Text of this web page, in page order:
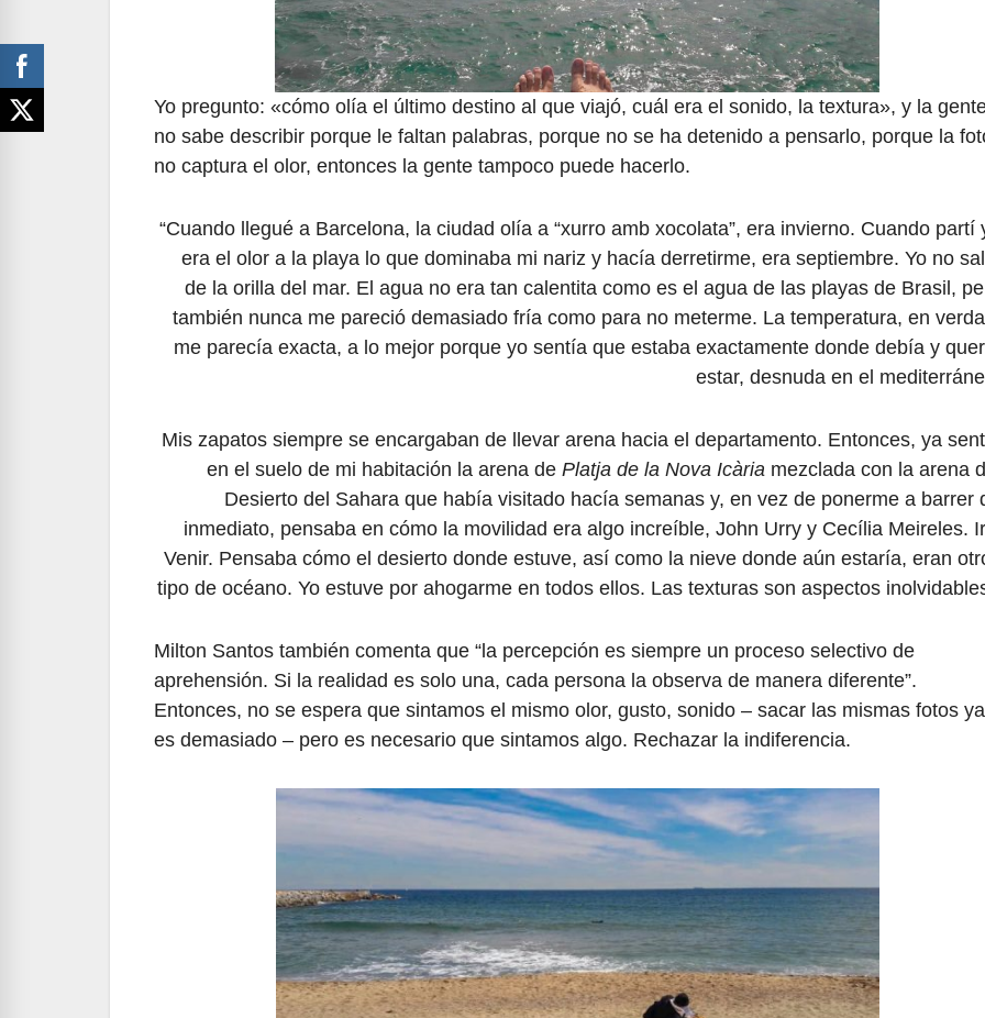
Yo pregunto: «cómo olía el último destino al que viajó, cuál era el sonido, la textura», y la
no sabe describir porque le faltan palabras, porque no se ha detenido a pensarlo, porque la
no captura el olor, entonces la gente tampoco puede hacerlo.
“Cuando llegué a Barcelona, la ciudad olía a “xurro amb xocolata”, era invierno. Cuando partí
era el olor a la playa lo que dominaba mi nariz y hacía derretirme, era septiembre. Yo no
de la orilla del mar. El agua no era tan calentita como es el agua de las playas de Brasil,
también nunca me pareció demasiado fría como para no meterme. La temperatura, en
me parecía exacta, a lo mejor porque yo sentía que estaba exactamente donde debía y
estar, desnuda en el
Mis zapatos siempre se encargaban de llevar arena hacia el departamento. Entonces, ya
en el suelo de mi habitación la arena de Platja de la Nova Icària mezclada con la arena
Desierto del Sahara que había visitado hacía semanas y, en vez de ponerme a barrer
inmediato, pensaba en cómo la movilidad era algo increíble, John Urry y Cecília Meireles.
Venir. Pensaba cómo el desierto donde estuve, así como la nieve donde aún estaría, eran
tipo de océano. Yo estuve por ahogarme en todos ellos. Las texturas son aspectos
Milton Santos también comenta que “la percepción es siempre un proceso selectivo de
aprehensión. Si la realidad es solo una, cada persona la observa de manera diferente”.
Entonces, no se espera que sintamos el mismo olor, gusto, sonido – sacar las mismas fotos ya
es demasiado – pero es necesario que sintamos algo. Rechazar la indiferencia.